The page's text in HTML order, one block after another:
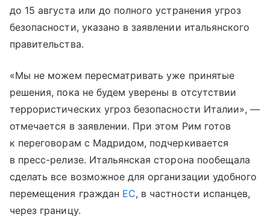
до 15 августа или до полного устранения угроз
безопасности, указано в заявлении итальянского
правительства.
«Мы не можем пересматривать уже принятые
решения, пока не будем уверены в отсутствии
террористических угроз безопасности Италии», —
отмечается в заявлении. При этом Рим готов
к переговорам с Мадридом, подчеркивается
в пресс-релизе. Итальянская сторона пообещала
сделать все возможное для организации удобного
перемещения граждан ЕС, в частности испанцев,
через границу.